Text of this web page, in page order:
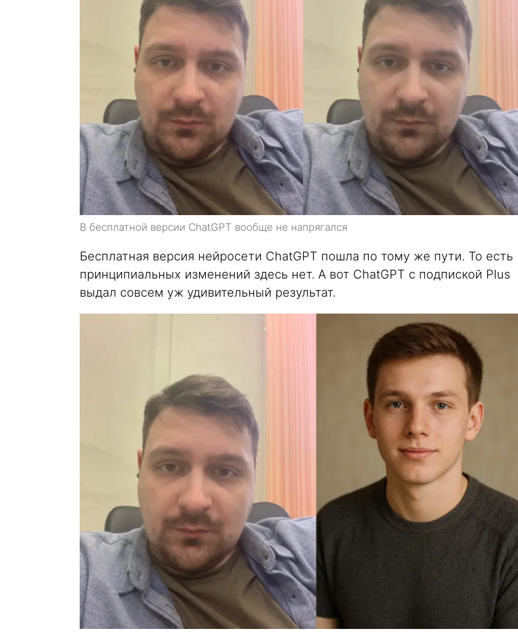
В бесплатной версии ChatGPT вообще не напрягался
Бесплатная версия нейросети ChatGPT пошла по тому же пути. То есть
принципиальных изменений здесь нет. А вот ChatGPT с подпиской Plus
выдал совсем уж удивительный результат.